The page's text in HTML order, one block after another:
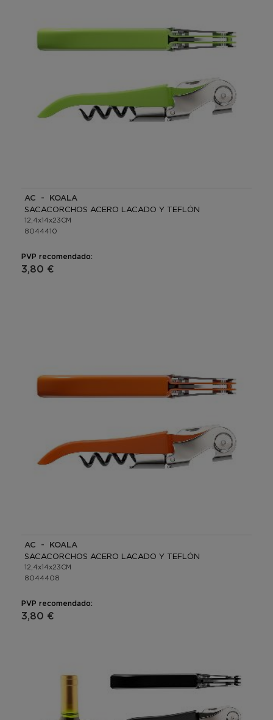
AC - KOALA
SACACORCHOS ACERO LACADO Y TEFLÓN
12,4x14x23CM
8044410
PVP recomendado:
3,80 €
AC - KOALA
SACACORCHOS ACERO LACADO Y TEFLÓN
12,4x14x23CM
8044408
PVP recomendado:
3,80 €